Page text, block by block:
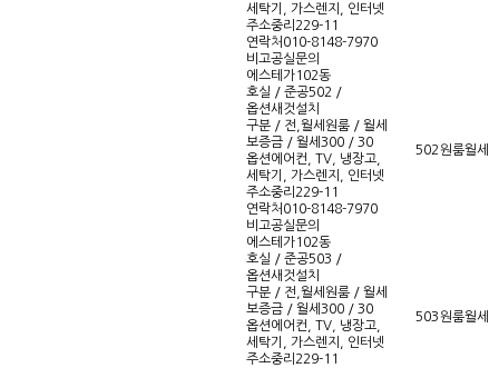
세탁기, 가스렌지, 인터넷
주소중리229-11
연락처 010-8148-7970
비고공실문의
에스테가102동
호실 / 준공502 /
옵션새것설치
구분 / 전,월세원룸 / 월세
보증금 / 월세 300 / 30
옵션에어컨, TV, 냉장고,
세탁기, 가스렌지, 인터넷
주소중리229-11
연락처 010-8148-7970
비고공실문의
502원룸월세
에스테가102동
호실 / 준공503 /
옵션새것설치
구분 / 전,월세원룸 / 월세
보증금 / 월세 300 / 30
옵션에어컨, TV, 냉장고,
세탁기, 가스렌지, 인터넷
주소중리229-11
503원룸월세